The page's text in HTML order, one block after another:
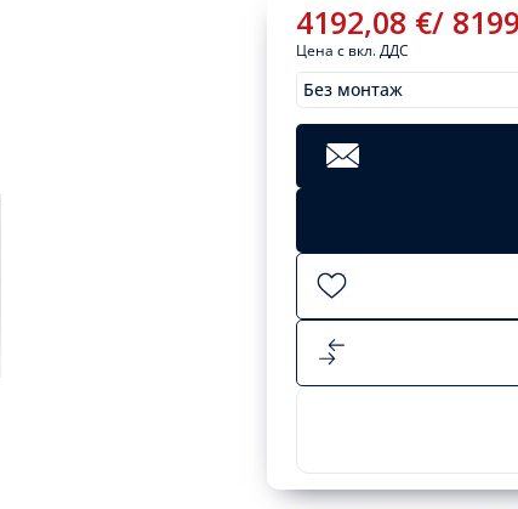
4192,08 €/
Цена с вкл. ДДС
Без монтаж
МонтажиClear
4192,08€/
8199,00